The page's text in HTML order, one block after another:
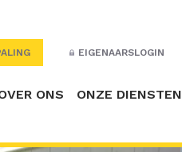
EIGENAARSLOGIN
ONS ONZE DIENSTEN